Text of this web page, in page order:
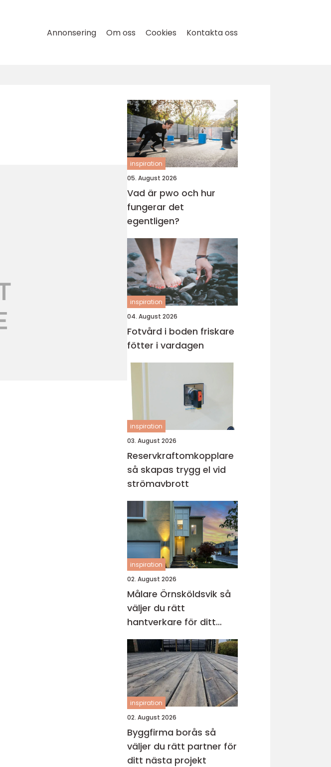
Annonsering Om oss Cookies Kontakta oss
inspiration
05. August 2026
Vad är pwo och hur
fungerar det
egentligen?
inspiration
04. August 2026
Fotvård i boden friskare
fötter i vardagen
inspiration
03. August 2026
Reservkraftomkopplare
så skapas trygg el vid
strömavbrott
inspiration
02. August 2026
Målare Örnsköldsvik så
väljer du rätt
hantverkare för ditt
projekt
inspiration
02. August 2026
Byggfirma borås så
väljer du rätt partner för
ditt nästa projekt